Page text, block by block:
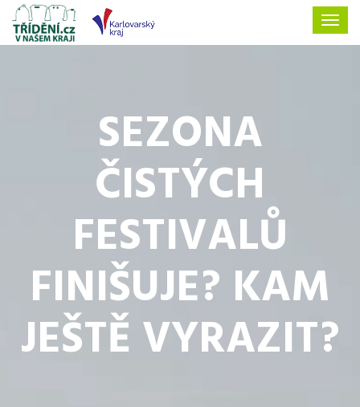
SEZONA
ČISTÝCH
FESTIVALŮ
FINIŠUJE? KAM
JEŠTĚ VYRAZIT?